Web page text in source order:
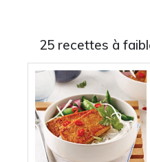
25 recettes à